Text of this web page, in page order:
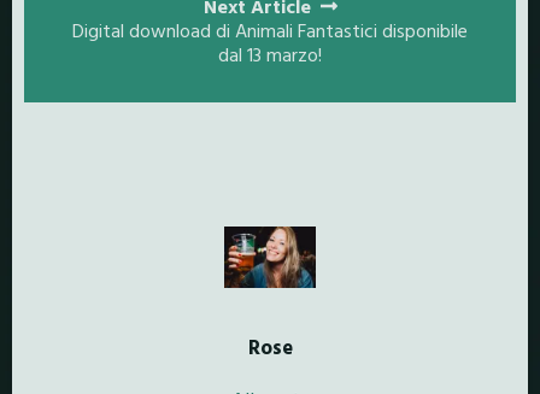
Next Article
Digital download di Animali Fantastici disponibile
dal 13 marzo!
Rose